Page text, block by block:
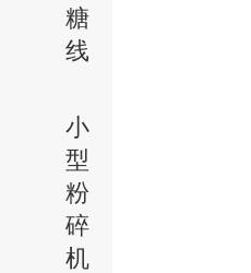
糖
线
小
型
粉
碎
机